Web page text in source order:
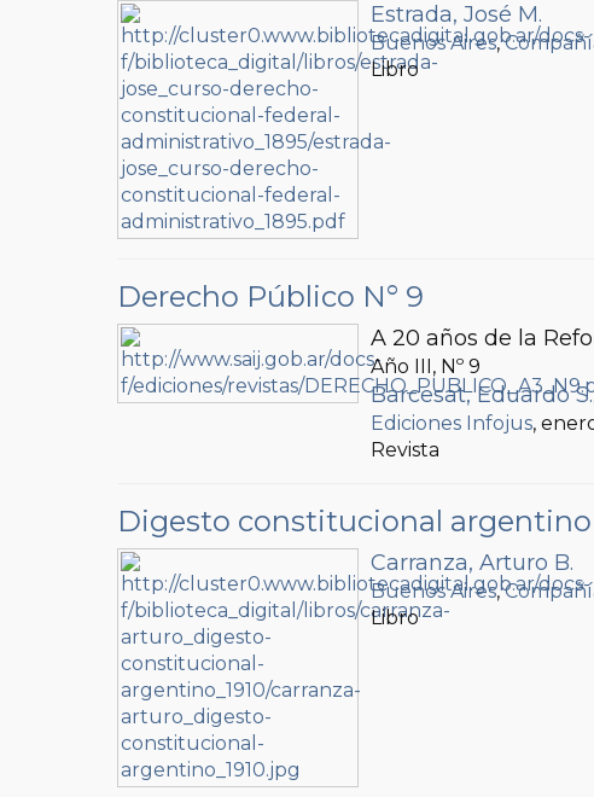
Estrada, José M.
Buenos Aires,
Libro
Derecho Público N° 9
A 20 años de la
Año III, Nº 9
Barcesat, Eduardo S.
Ediciones Infojus,
Revista
Digesto constitucional argentino
Carranza, Arturo B.
Buenos Aires,
Libro